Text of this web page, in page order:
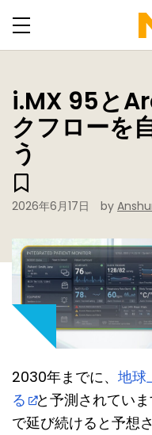
i.MX 95と
クフローを
う
2026年6月17日 by
2030年までに、 地球
る と予測されてい
で延び続けると予想